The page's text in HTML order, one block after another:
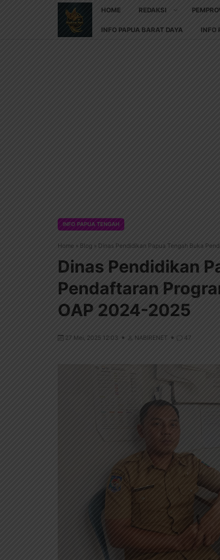
HOME REDAKSI
INFO PAPUA BARAT DAYA INFO
INFO PAPUA TENGAH
Home » Blog » Dinas Pendidikan Papua Tengah Buka
Dinas Pendidikan
Pendaftaran
OAP 2024-2025
27 Mei, 2025 12:03 NABIRENET 47